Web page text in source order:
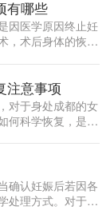
有哪些
因医学原因终止妊
，术后身体的恢复
注意事项
对于身处成都的女
何科学恢复，是做
确认妊娠后若因各
处理方式。对于身